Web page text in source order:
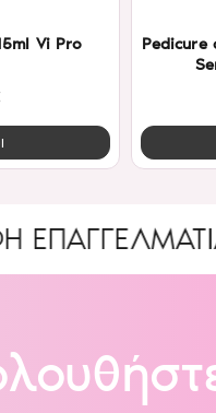
Vi Pro
Pedicure